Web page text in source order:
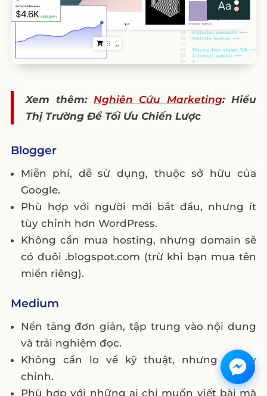
Xem thêm: Nghiên Cứu Marketing: Hiểu
Thị Trường Để Tối Ưu Chiến Lược
Blogger
Miễn phí, dễ sử dụng, thuộc sở hữu của
Google.
Phù hợp với người mới bắt đầu, nhưng ít
tùy chỉnh hơn WordPress.
Không cần mua hosting, nhưng domain sẽ
có đuôi .blogspot.com (trừ khi bạn mua tên
miền riêng).
Medium
Nền tảng đơn giản, tập trung vào nội dung
và trải nghiệm đọc.
Không cần lo về kỹ thuật, nhưng ít tùy
chỉnh.
Phù hợp với những ai chỉ muốn viết bài mà